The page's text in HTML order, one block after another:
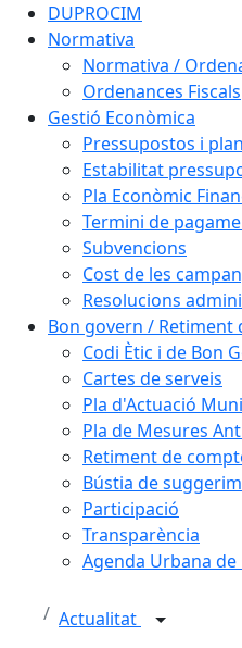
DUPROCIM
Normativa
Normativa /
Ordenances Fiscals
Gestió Econòmica
Pressupostos i
Estabilitat
Pla Econòmic
Termini de
Subvencions
Cost de les
Resolucions
Bon govern / Retiment
Codi Ètic i de Bon
Cartes de serveis
Pla d'Actuació
Pla de Mesures
Retiment de
Bústia de
Participació
Transparència
Agenda Urbana de
Actualitat